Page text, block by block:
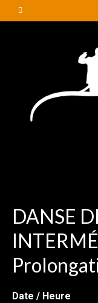
DANSE
Date / Heure